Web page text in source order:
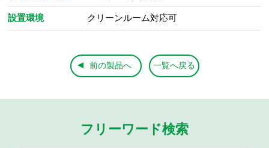
設置環境 クリーンルーム対応可
前の製品へ 一覧へ戻る
フリーワード検索